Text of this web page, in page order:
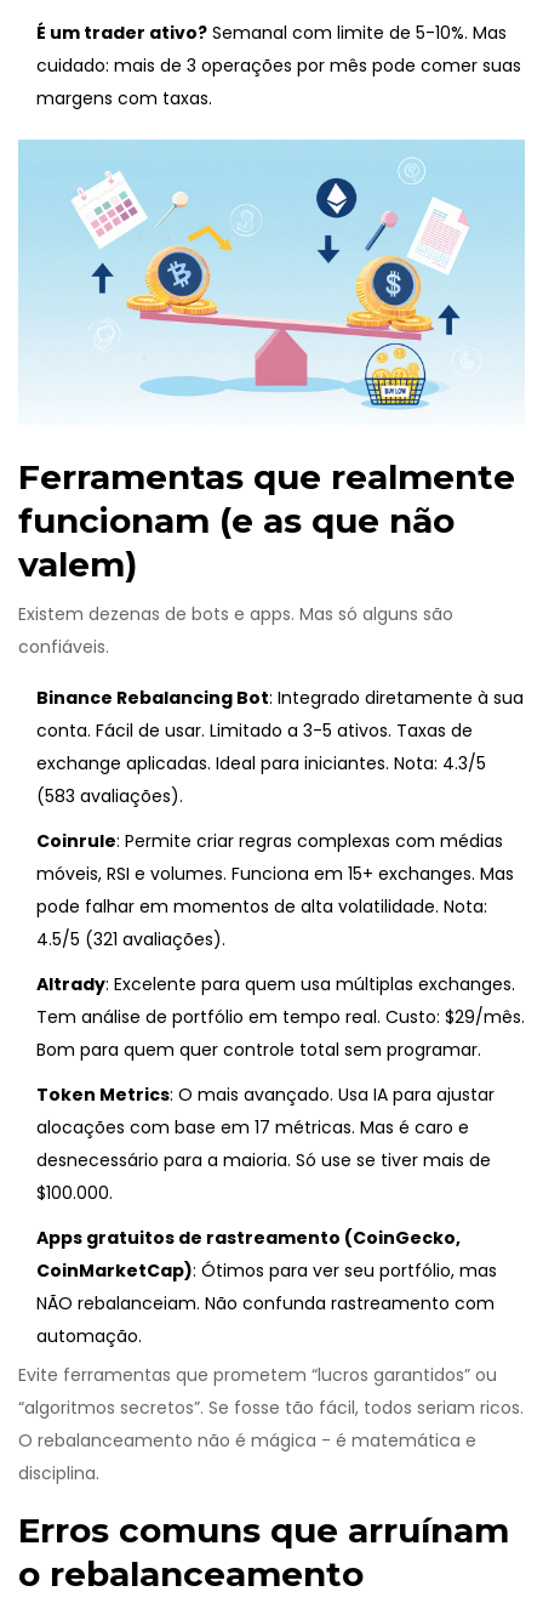
É um trader ativo? Semanal com limite de 5-10%. Mas
cuidado: mais de 3 operações por mês pode comer suas
margens com taxas.
Ferramentas que realmente
funcionam (e as que não
valem)
Existem dezenas de bots e apps. Mas só alguns são
confiáveis.
Binance Rebalancing Bot: Integrado diretamente à sua
conta. Fácil de usar. Limitado a 3-5 ativos. Taxas de
exchange aplicadas. Ideal para iniciantes. Nota: 4.3/5
(583 avaliações).
Coinrule: Permite criar regras complexas com médias
móveis, RSI e volumes. Funciona em 15+ exchanges. Mas
pode falhar em momentos de alta volatilidade. Nota:
4.5/5 (321 avaliações).
Altrady: Excelente para quem usa múltiplas exchanges.
Tem análise de portfólio em tempo real. Custo: $29/mês.
Bom para quem quer controle total sem programar.
Token Metrics: O mais avançado. Usa IA para ajustar
alocações com base em 17 métricas. Mas é caro e
desnecessário para a maioria. Só use se tiver mais de
$100.000.
Apps gratuitos de rastreamento (CoinGecko,
CoinMarketCap): Ótimos para ver seu portfólio, mas
NÃO rebalanceiam. Não confunda rastreamento com
automação.
Evite ferramentas que prometem “lucros garantidos” ou
“algoritmos secretos”. Se fosse tão fácil, todos seriam ricos.
O rebalanceamento não é mágica - é matemática e
disciplina.
Erros comuns que arruínam
o rebalanceamento